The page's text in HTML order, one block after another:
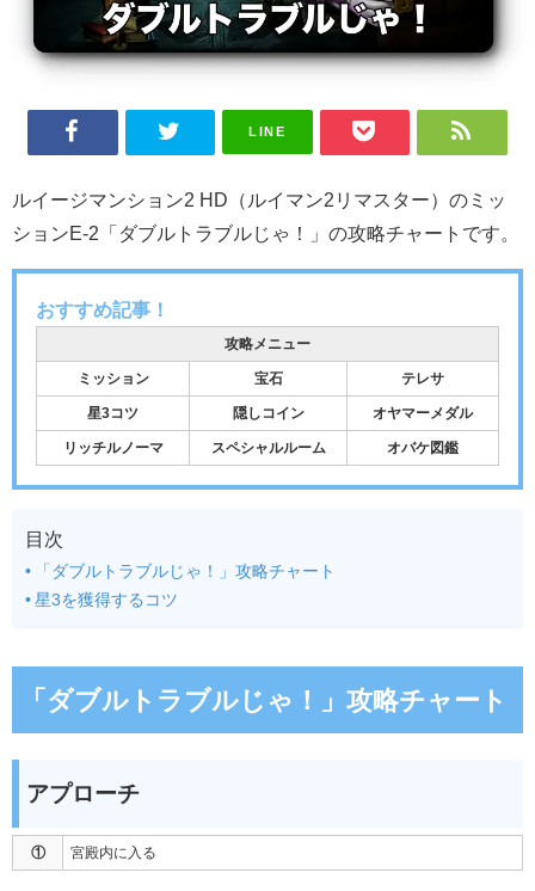
LINE
ルイージマンション2 HD（ルイマン2リマスター）のミッ
ションE-2「ダブルトラブルじゃ！」の攻略チャートです。
おすすめ記事！
攻略メニュー
ミッション 宝石 テレサ
星3コツ 隠しコイン オヤマーメダル
リッチルノーマ スペシャルルーム オバケ図鑑
目次
「ダブルトラブルじゃ！」攻略チャート
星3を獲得するコツ
「ダブルトラブルじゃ！」攻略チャート
アプローチ
① 宮殿内に入る